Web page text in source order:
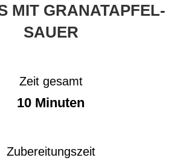
MIT GRANATAPFEL-
SAUER
Zeit gesamt
10 Minuten
Zubereitungszeit